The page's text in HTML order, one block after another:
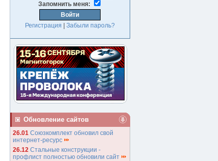
Запомнить меня:
Регистрация Забыли пароль?
Обновление сайтов
26.01 Союзкомплект обновил свой
интернет-ресурс
26.12 Стальные конструкции -
профлист полностью обновили сайт